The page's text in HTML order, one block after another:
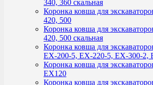
340, 360 скальная
Коронка ковша для
420, 500
Коронка ковша для
420, 500 скальная
Коронка ковша для
EX-200-5, EX-220-5, EX-300-2,
Коронка ковша для
EX120
Коронка ковша для